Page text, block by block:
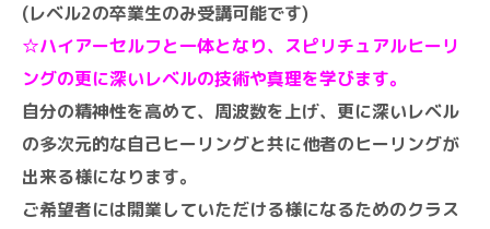
(レベル2の卒業生のみ受講可能です)
☆ハイアーセルフと一体となり、スピリチュアルヒーリ
ングの更に深いレベルの技術や真理を学びます。
自分の精神性を高めて、周波数を上げ、更に深いレベル
の多次元的な自己ヒーリングと共に他者のヒーリングが
出来る様になります。
ご希望者には開業していただける様になるためのクラス